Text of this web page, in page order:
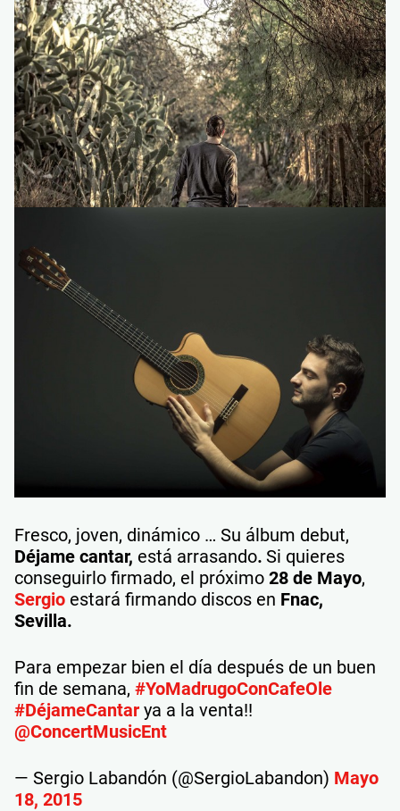
Fresco, joven, dinámico … Su álbum debut,
Déjame cantar, está arrasando. Si quieres
conseguirlo firmado, el próximo 28 de Mayo,
Sergio estará firmando discos en Fnac,
Sevilla.
Para empezar bien el día después de un buen
fin de semana, #YoMadrugoConCafeOle
#DéjameCantar ya a la venta!!
@ConcertMusicEnt
— Sergio Labandón (@SergioLabandon) Mayo
18, 2015